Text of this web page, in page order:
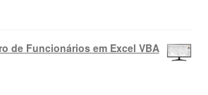
de Funcionários em Excel VBA